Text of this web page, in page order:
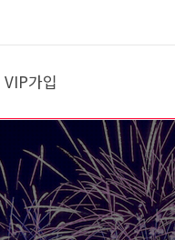
VIP가입
프리미엄반
VIP 결제